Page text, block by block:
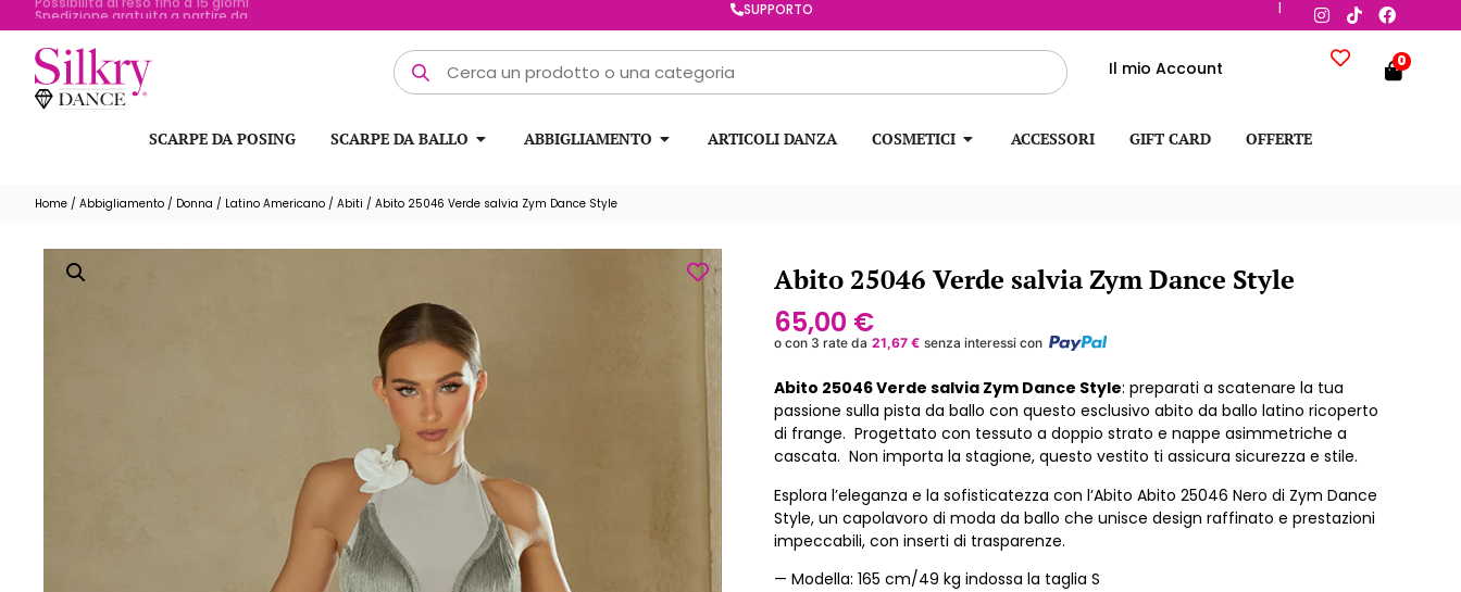
Possibilità di reso fino a 15 giorni SUPPORTO |
Il mio Account 0
SCARPE DA POSING SCARPE DA BALLO ABBIGLIAMENTO ARTICOLI DANZA COSMETICI ACCESSORI GIFT CARD OFFERTE
Home / Abbigliamento / Donna / Latino Americano / Abiti / Abito 25046 Verde salvia Zym Dance Style
Abito 25046 Verde salvia Zym Dance Style
65,00 €
o con 3 rate da 21,67 € senza interessi con
Abito 25046 Verde salvia Zym Dance Style: preparati a scatenare la tua
passione sulla pista da ballo con questo esclusivo abito da ballo latino ricoperto
di frange. Progettato con tessuto a doppio strato e nappe asimmetriche a
cascata. Non importa la stagione, questo vestito ti assicura sicurezza e stile.
Esplora l’eleganza e la sofisticatezza con l’Abito Abito 25046 Nero di Zym Dance
Style, un capolavoro di moda da ballo che unisce design raffinato e prestazioni
impeccabili, con inserti di trasparenze.
— Modella: 165 cm/49 kg indossa la taglia S